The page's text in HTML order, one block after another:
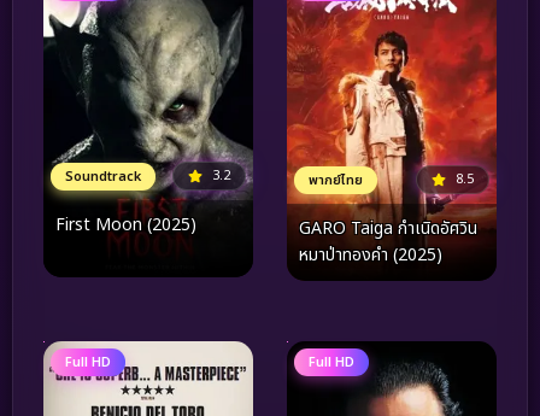
Soundtrack 3.2
First Moon (2025)
พากย์ไทย 8.5
GARO Taiga กำเนิดอัศวิน
หมาป่าทองคำ (2025)
Full HD Full HD